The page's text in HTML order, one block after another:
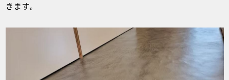
きます。